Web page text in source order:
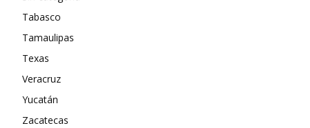
Tabasco
Tamaulipas
Texas
Veracruz
Yucatán
Zacatecas